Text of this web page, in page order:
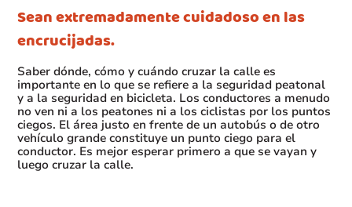
Sean extremadamente cuidadoso en las
encrucijadas.
Saber dónde, cómo y cuándo cruzar la calle es
importante en lo que se refiere a la seguridad peatonal
y a la seguridad en bicicleta. Los conductores a menudo
no ven ni a los peatones ni a los ciclistas por los puntos
ciegos. El área justo en frente de un autobús o de otro
vehículo grande constituye un punto ciego para el
conductor. Es mejor esperar primero a que se vayan y
luego cruzar la calle.